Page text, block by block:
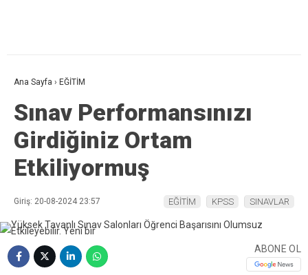
Ana Sayfa › EĞİTİM
Sınav Performansınızı
Girdiğiniz Ortam
Etkiliyormuş
Giriş: 20-08-2024 23:57 EĞİTİM KPSS SINAVLAR
ABONE OL